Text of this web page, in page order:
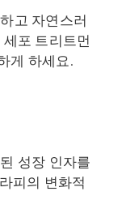
고 자연스러
포 트리트먼
게 하세요.
성장 인자를
피의 변화적